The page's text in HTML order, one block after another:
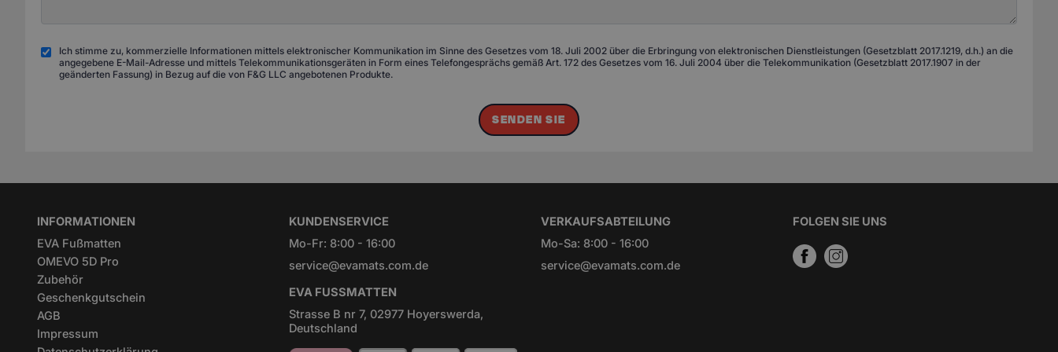
Ich stimme zu, kommerzielle Informationen mittels elektronischer Kommunikation im Sinne des Gesetzes vom 18. Juli 2002 über die Erbringung von elektronischen Dienstleistungen (Gesetzblatt 2017.1219, d.h.) an die
angegebene E-Mail-Adresse und mittels Telekommunikationsgeräten in Form eines Telefongesprächs gemäß Art. 172 des Gesetzes vom 16. Juli 2004 über die Telekommunikation (Gesetzblatt 2017.1907 in der
geänderten Fassung) in Bezug auf die von F&G LLC angebotenen Produkte.
SENDEN SIE
INFORMATIONEN
EVA Fußmatten
OMEVO 5D Pro
Zubehör
Geschenkgutschein
AGB
Impressum
KUNDENSERVICE
Mo-Fr: 8:00 - 16:00
service@evamats.com.de
EVA FUSSMATTEN
Strasse B nr 7, 02977 Hoyerswerda,
Deutschland
VERKAUFSABTEILUNG
Mo-Sa: 8:00 - 16:00
service@evamats.com.de
FOLGEN SIE UNS